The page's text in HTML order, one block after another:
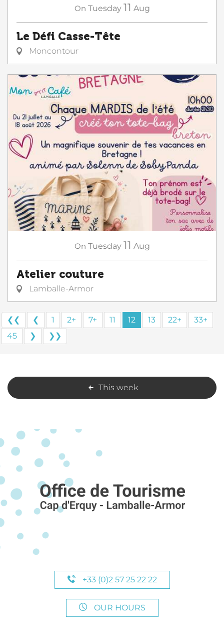
On Tuesday 11 Aug
Le Défi Casse-Tête
Moncontour
On Tuesday 11 Aug
Atelier couture
Lamballe-Armor
❮❮ ❮ 1 2+ 7+ 11 12 13 22+
33+
45
❯ ❯❯
This week
+33 (0)2 57 25 22 22
OUR HOURS